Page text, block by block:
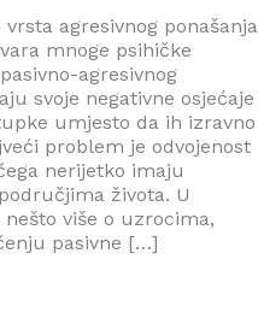
vrsta agresivnog ponašanja
mnoge psihičke
agresivnog
svoje negativne osjećaje
umjesto da ih izravno
problem je odvojenost
nerijetko imaju
života. U
više o uzrocima,
pasivne […]